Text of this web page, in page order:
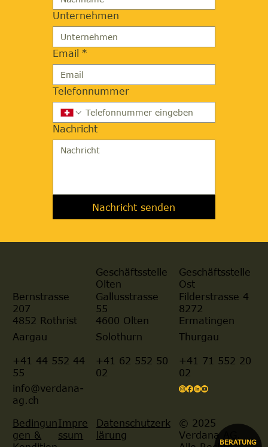
Unternehmen
Email *
Telefonnummer
Nachricht
Nachricht senden
© 2025
Verdana AG.
Bernstrasse
207
4852 Rothrist
Geschäftsstelle
Olten
Gallusstrasse
55
4600 Olten
Geschäftsstelle
Ost
Filderstrasse 4
8272
Ermatingen
Aargau
+41 44 552 44
55
Solothurn
+41 62 552 50
02
Thurgau
+41 71 552 20
02
info@verdana-
ag.ch
Bedingun
gen &
Datenschutzerk
lärung
Impre
ssum
BERATUNG